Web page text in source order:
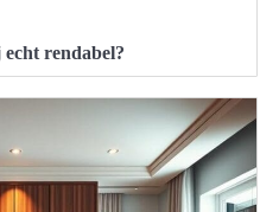
rendabel?